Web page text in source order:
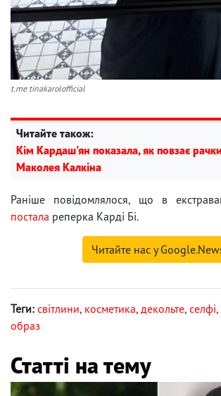
t.me tinakarolofficial
Читайте також:
Кім Кардаш'ян показала, як повзає рачки
Маколея Калкіна
Раніше повідомлялося, що в
постала реперка Карді Бі.
Читайте нас у
Теги: світлини, косметика, декольте, селфі,
образ
Статті на тему